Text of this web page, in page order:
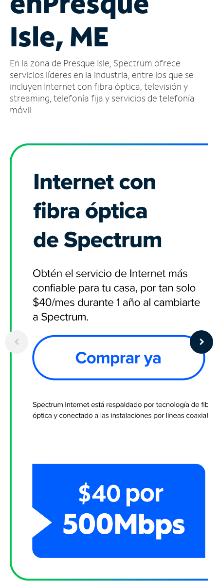
cuenta
Encuentra
tienda
Isle, ME
En la zona de Presque Isle, Spectrum ofrece
servicios líderes en la industria, entre los que se
incluyen Internet con fibra óptica, televisión y
streaming, telefonía fija y servicios de telefonía
móvil.